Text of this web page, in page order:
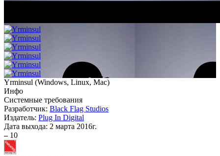
Yrminsul (Windows, Linux, Mac)
Инфо
Системные требования
Разработчик: Black Flag Studios
Издатель: Plug In Digital
Дата выхода: 2 марта 2016г.
– 10